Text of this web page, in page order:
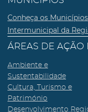
Conheça os
Intermunicipal da
ÁREAS DE AÇÃO
Ambiente e
Sustentabilidade
Cultura, Turismo e
Património
Desenvolvimento